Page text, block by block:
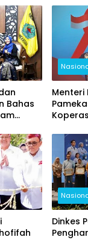
Bahas
Menteri
Dinkes